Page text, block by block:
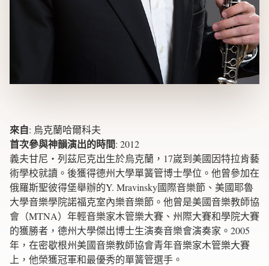
來自: 烏克蘭哈爾科夫
首次參與神韻演出的時間: 2012
義夫甘尼‧列茲尼克出生於烏克蘭，17嵗到美國因特拉肯藝
術學校就讀。後獲得德州大學單簧管博士學位。他曾參加在
俄羅斯聖彼得堡舉辦的Y. Mravinsky國際音樂節、美國耶魯
大學音樂學院諾福克室內樂音樂節。他曾是美國音樂教師協
會（MTNA）年輕音樂家木管樂大賽、州際大賽和學院大賽
的獲勝者，德州大學傑出博士生演奏音樂會演奏家。2005
年，在密歇根州美國音樂教師協會青年音樂家木管樂大賽
上，他榮獲冠軍和最優秀的單簧管選手。